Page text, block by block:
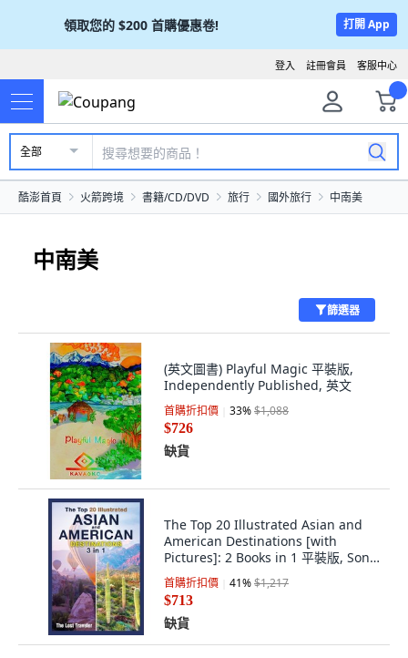
領取您的 $200 首購優惠卷! 打開 App
客服中心
註冊會員
登入
全部
酷澎首頁 火箭跨境 書籍/CD/DVD 旅行 國外旅行 中南美
中南美
篩選器
(英文圖書) Playful Magic 平裝版,
Independently Published, 英文
首購折扣價 33%$1,088
$726
缺貨
The Top 20 Illustrated Asian and
American Destinations [with
Pictures]: 2 Books in 1 平裝版, Sonic
Press, 英文
首購折扣價 41%$1,217
$713
缺貨